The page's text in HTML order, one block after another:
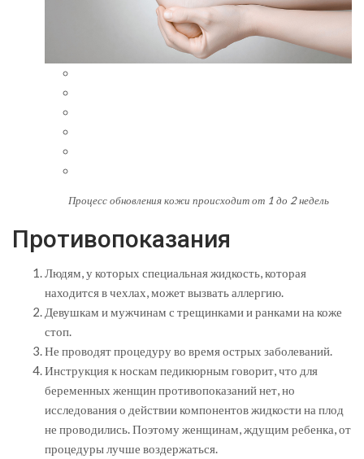
Процесс обновления кожи происходит от 1 до 2 недель
Противопоказания
Людям, у которых специальная жидкость, которая
находится в чехлах, может вызвать аллергию.
Девушкам и мужчинам с трещинками и ранками на коже
стоп.
Не проводят процедуру во время острых заболеваний.
Инструкция к носкам педикюрным говорит, что для
беременных женщин противопоказаний нет, но
исследования о действии компонентов жидкости на плод
не проводились. Поэтому женщинам, ждущим ребенка, от
процедуры лучше воздержаться.